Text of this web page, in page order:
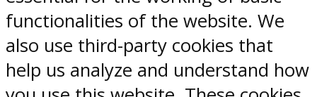
functionalities of the website. We
also use third-party cookies that
help us analyze and understand how